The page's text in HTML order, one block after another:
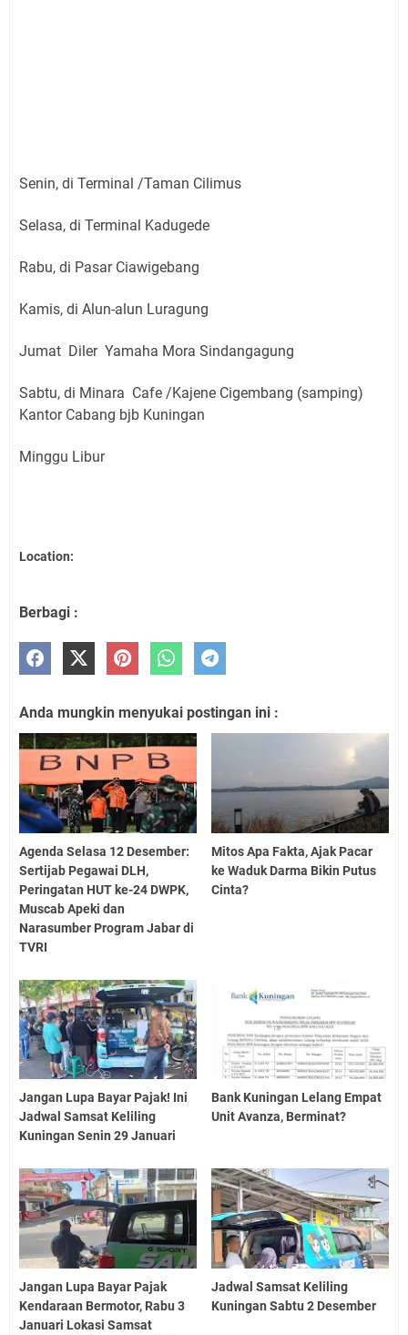
Senin, di Terminal /Taman Cilimus
Selasa, di Terminal Kadugede
Rabu, di Pasar Ciawigebang
Kamis, di Alun-alun Luragung
Jumat Diler Yamaha Mora Sindangagung
Sabtu, di Minara Cafe /Kajene Cigembang (samping)
Kantor Cabang bjb Kuningan
Minggu Libur
Location:
Berbagi :
Anda mungkin menyukai postingan ini :
Agenda Selasa 12 Desember:
Sertijab Pegawai DLH,
Peringatan HUT ke-24 DWPK,
Muscab Apeki dan
Narasumber Program Jabar di
TVRI
Mitos Apa Fakta, Ajak Pacar
ke Waduk Darma Bikin Putus
Cinta?
Jangan Lupa Bayar Pajak! Ini
Jadwal Samsat Keliling
Kuningan Senin 29 Januari
Bank Kuningan Lelang Empat
Unit Avanza, Berminat?
Jangan Lupa Bayar Pajak
Kendaraan Bermotor, Rabu 3
Januari Lokasi Samsat
Jadwal Samsat Keliling
Kuningan Sabtu 2 Desember